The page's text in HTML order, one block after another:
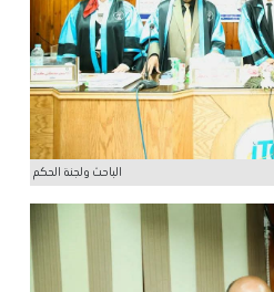
الباحث ولجنة الحكم